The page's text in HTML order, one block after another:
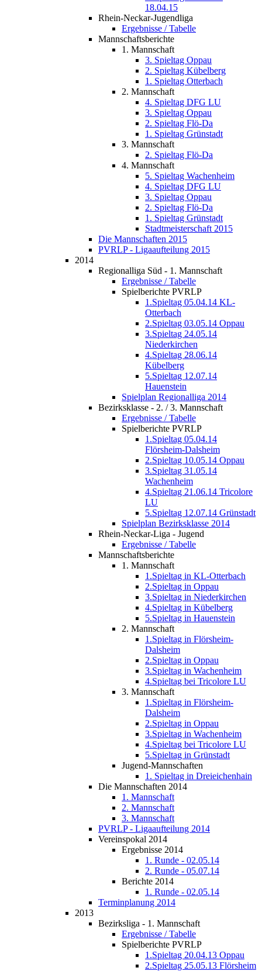
18.04.15
Rhein-Neckar-Jugendliga
Ergebnisse / Tabelle
Mannschaftsberichte
1. Mannschaft
3. Spieltag Oppau
2. Spieltag Kübelberg
1. Spieltag Otterbach
2. Mannschaft
4. Spieltag DFG LU
3. Spieltag Oppau
2. Spieltag Flö-Da
1. Spieltag Grünstadt
3. Mannschaft
2. Spieltag Flö-Da
4. Mannschaft
5. Spieltag Wachenheim
4. Spieltag DFG LU
3. Spieltag Oppau
2. Spieltag Flö-Da
1. Spieltag Grünstadt
Stadtmeisterschaft 2015
Die Mannschaften 2015
PVRLP - Ligaaufteilung 2015
2014
Regionalliga Süd - 1. Mannschaft
Ergebnisse / Tabelle
Spielberichte PVRLP
1.Spieltag 05.04.14 KL-
Otterbach
2.Spieltag 03.05.14 Oppau
3.Spieltag 24.05.14
Niederkirchen
4.Spieltag 28.06.14
Kübelberg
5.Spieltag 12.07.14
Hauenstein
Spielplan Regionalliga 2014
Bezirksklasse - 2. / 3. Mannschaft
Ergebnisse / Tabelle
Spielberichte PVRLP
1.Spieltag 05.04.14
Flörsheim-Dalsheim
2.Spieltag 10.05.14 Oppau
3.Spieltag 31.05.14
Wachenheim
4.Spieltag 21.06.14 Tricolore
LU
5.Spieltag 12.07.14 Grünstadt
Spielplan Bezirksklasse 2014
Rhein-Neckar-Liga - Jugend
Ergebnisse / Tabelle
Mannschaftsberichte
1. Mannschaft
1.Spieltag in KL-Otterbach
2.Spieltag in Oppau
3.Spieltag in Niederkirchen
4.Spieltag in Kübelberg
5.Spieltag in Hauenstein
2. Mannschaft
1.Spieltag in Flörsheim-
Dalsheim
2.Spieltag in Oppau
3.Spieltag in Wachenheim
4.Spieltag bei Tricolore LU
3. Mannschaft
1.Spieltag in Flörsheim-
Dalsheim
2.Spieltag in Oppau
3.Spieltag in Wachenheim
4.Spieltag bei Tricolore LU
5.Spieltag in Grünstadt
Jugend-Mannschaften
1. Spieltag in Dreieichenhain
Die Mannschaften 2014
1. Mannschaft
2. Mannschaft
3. Mannschaft
PVRLP - Ligaaufteilung 2014
Vereinspokal 2014
Ergebnisse 2014
1. Runde - 02.05.14
2. Runde - 05.07.14
Berichte 2014
1. Runde - 02.05.14
Terminplanung 2014
2013
Bezirksliga - 1. Mannschaft
Ergebnisse / Tabelle
Spielberichte PVRLP
1.Spieltag 20.04.13 Oppau
2.Spieltag 25.05.13 Flörsheim